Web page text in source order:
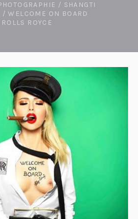
/ SHANGTI
/ WELCOME ON BOARD
ROLLS ROYCE